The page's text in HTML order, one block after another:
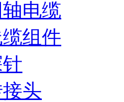
电缆
组件
头